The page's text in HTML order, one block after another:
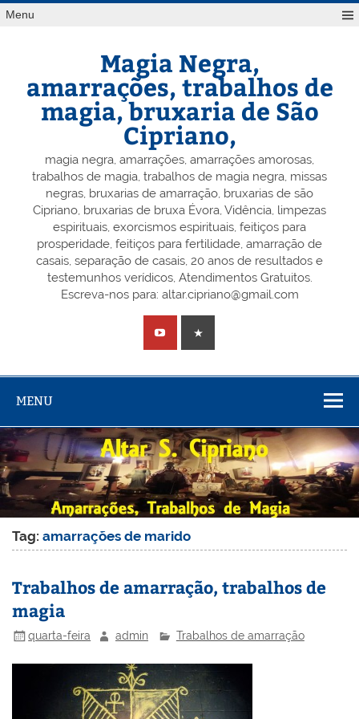
Skip
toMenu
Magia Negra,
amarrações, trabalhos de
magia, bruxaria de São
Cipriano,
magia negra, amarrações, amarrações amorosas,
trabalhos de magia, trabalhos de magia negra, missas
negras, bruxarias de amarração, bruxarias de são
Cipriano, bruxarias de bruxa Évora, Vidência, limpezas
espirituais, exorcismos espirituais, feitiços para
prosperidade, feitiços para fertilidade, amarração de
casais, separação de casais, 20 anos de resultados e
testemunhos verídicos, Atendimentos Gratuitos.
Escreva-nos para: altar.cipriano@gmail.com
MENU
Tag:amarrações de marido
Trabalhos de amarração, trabalhos de
magia
quarta-feira admin Trabalhos de amarração